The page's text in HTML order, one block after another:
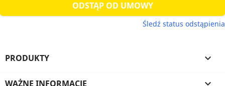
ODSTĄP OD UMOWY
Śledź status odstąpienia
PRODUKTY 
WAŻNE INFORMACJE